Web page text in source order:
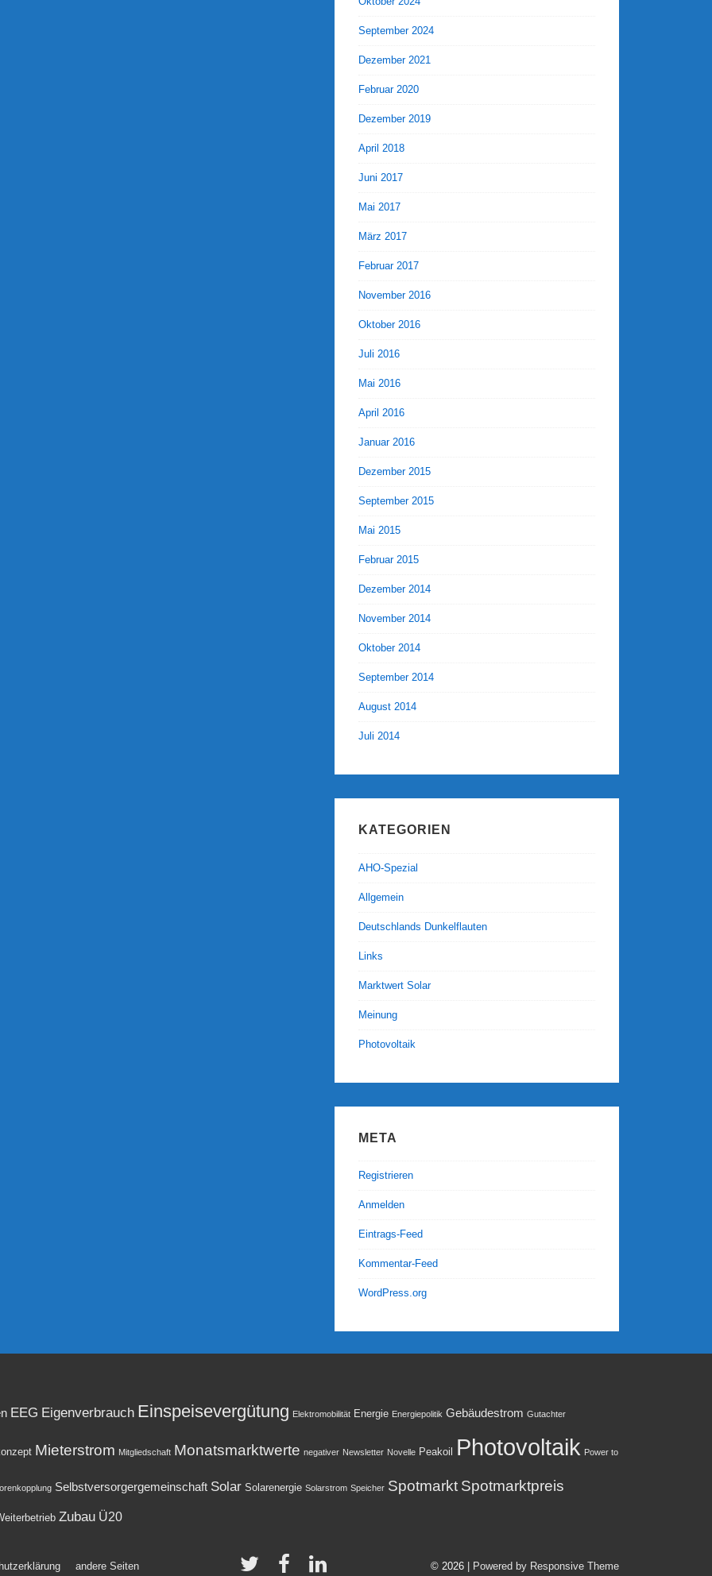
September 2024
Dezember 2021
Februar 2020
Dezember 2019
April 2018
Juni 2017
Mai 2017
März 2017
Februar 2017
November 2016
Oktober 2016
Juli 2016
Mai 2016
April 2016
Januar 2016
Dezember 2015
September 2015
Mai 2015
Februar 2015
Dezember 2014
November 2014
Oktober 2014
September 2014
August 2014
Juli 2014
KATEGORIEN
AHO-Spezial
Allgemein
Deutschlands Dunkelflauten
Links
Marktwert Solar
Meinung
Photovoltaik
META
Registrieren
Anmelden
Eintrags-Feed
Kommentar-Feed
WordPress.org
EEG Eigenverbrauch Einspeisevergütung Elektromobilität Energie Energiepolitik Gebäudestrom Gutachter
Mieterstrom Mitgliedschaft Monatsmarktwerte negativer Newsletter Novelle Peakoil Photovoltaik Power to
Selbstversorgergemeinschaft Solar Solarenergie Solarstrom Speicher Spotmarkt Spotmarktpreis
Zubau Ü20
andere Seiten © 2026 | Powered by Responsive Theme